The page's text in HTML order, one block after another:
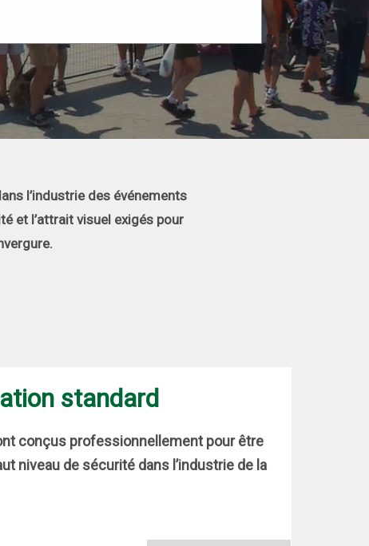
l’industrie des événements
et l’attrait visuel exigés pour
standard
conçus professionnellement pour être
niveau de sécurité dans l’industrie de la